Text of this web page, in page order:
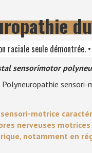
raciale seule démontrée.
sensorimotor
Polyneuropathie
motrice
nerveuses
notamment en